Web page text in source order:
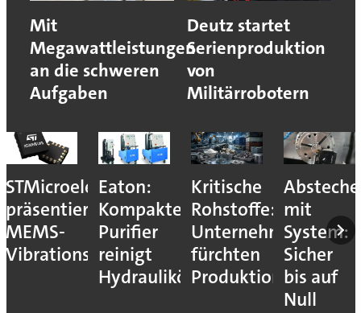
Mit
Megawattleistungen
an die schweren
Aufgaben
Deutz startet
Serienproduktion
von
Militärrobotern
STMicroelectronics
präsentiert
MEMS-
Vibrationssensor
Eaton:
Kompakter
Purifier
reinigt
Hydrauliköle
Kritische
Rohstoffe:
Unternehmen
fürchten
Produktionsstopps
mit
System:
Sicher
bis auf
Null